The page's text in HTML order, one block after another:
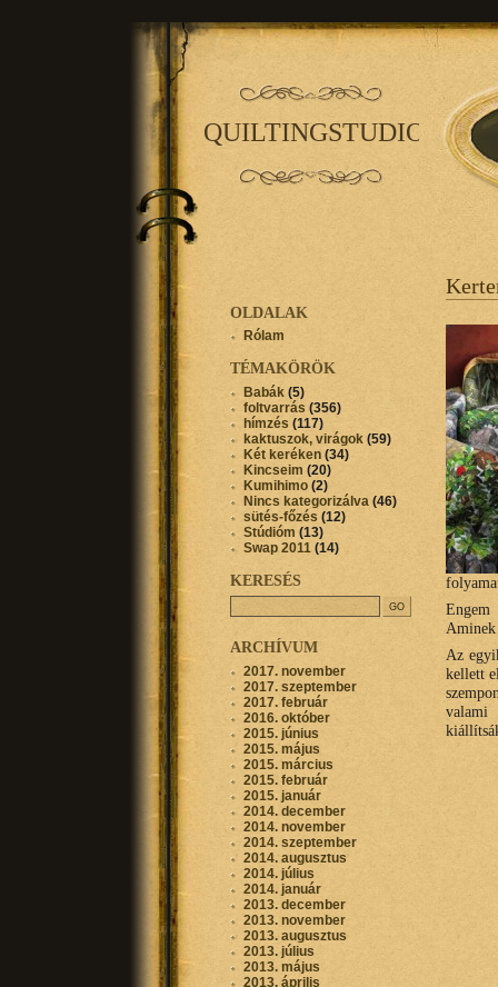
QUILTINGSTUDIO
Az
kellett
OLDALAK
Rólam
TÉMAKÖRÖK
Babák (5)
foltvarrás (356)
hímzés (117)
kaktuszok, virágok (59)
Két keréken (34)
Kincseim (20)
Kumihimo (2)
Nincs kategorizálva (46)
sütés-főzés (12)
Stúdióm (13)
Swap 2011 (14)
KERESÉS
ARCHÍVUM
2017. november
2017. szeptember
2017. február
2016. október
2015. június
2015. május
2015. március
2015. február
2015. január
2014. december
2014. november
2014. szeptember
2014. augusztus
2014. július
2014. január
2013. december
2013. november
2013. augusztus
2013. július
2013. május
2013. április